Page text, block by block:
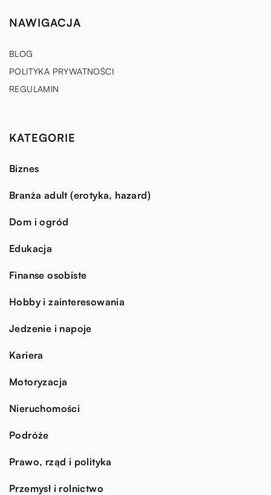
NAWIGACJA
BLOG
POLITYKA PRYWATNOŚCI
REGULAMIN
KATEGORIE
Biznes
Branża adult (erotyka, hazard)
Dom i ogród
Edukacja
Finanse osobiste
Hobby i zainteresowania
Jedzenie i napoje
Kariera
Motoryzacja
Nieruchomości
Podróże
Prawo, rząd i polityka
Przemysł i rolnictwo